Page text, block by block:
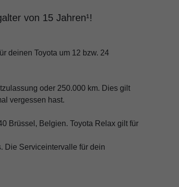
von 15 Jahren¹!
deinen Toyota um 12 bzw. 24
oder 250.000 km. Dies gilt
vergessen hast.
Brüssel, Belgien. Toyota Relax gilt für
Die Serviceintervalle für dein